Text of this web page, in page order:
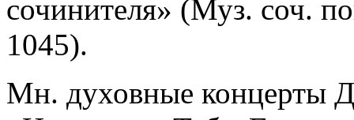
сочинителя» (Муз. соч.
1045).
Мн. духовные концерты